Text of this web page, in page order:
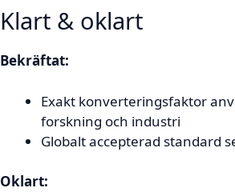
Klart & oklart
Bekräftat:
Exakt konverteringsfaktor
forskning och industri
Globalt accepterad standard
Oklart: